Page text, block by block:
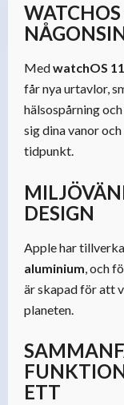
MedwatchOS 11
får nya urtavlor,
hälsospårning
sig dina vanor
tidpunkt.
DESIGN
Apple har
aluminium , och
är skapad för att
planeten.
ETT